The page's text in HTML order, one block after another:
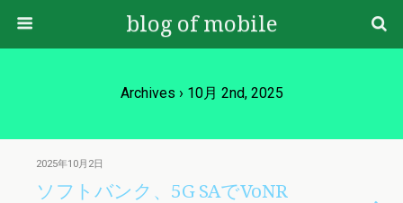
blog of mobile
Archives › 10月 2nd, 2025
2025年10月2日
ソフトバンク、5G SAでVoNR